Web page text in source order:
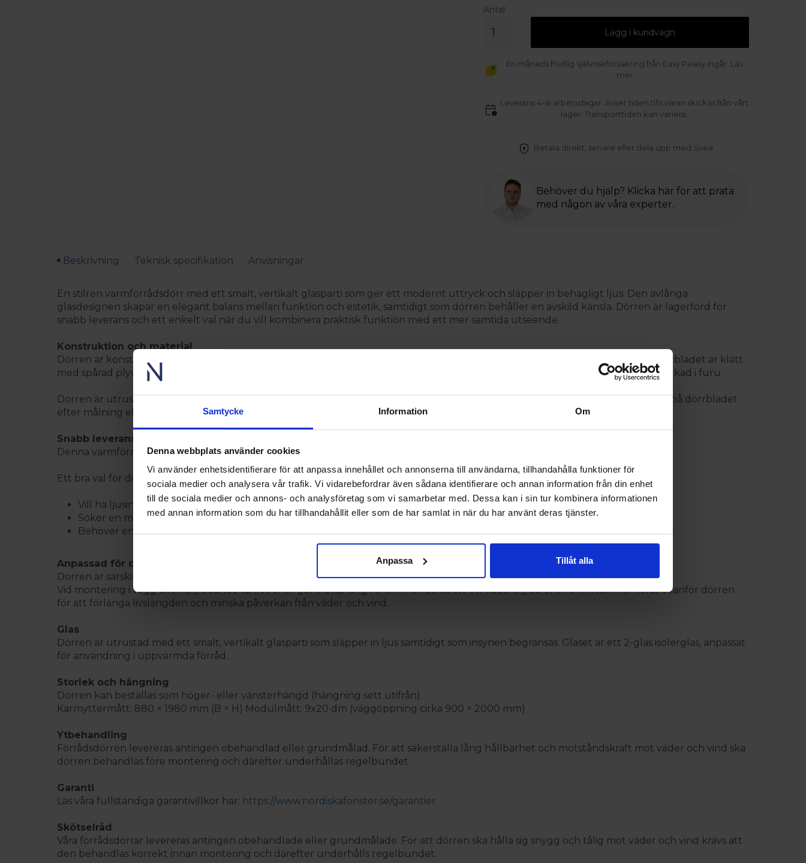
Samtycke Information Om
Denna webbplats använder cookies
Vi använder enhetsidentifierare för att anpassa innehållet och annonserna till användarna, tillhandahålla funktioner för
sociala medier och analysera vår trafik. Vi vidarebefordrar även sådana identifierare och annan information från din enhet
till de sociala medier och annons- och analysföretag som vi samarbetar med. Dessa kan i sin tur kombinera informationen
med annan information som du har tillhandahållit eller som de har samlat in när du har använt deras tjänster.
Anpassa Tillåt alla
Antal
Lägg i kundvagn
En månads frivillig självriskförsäkring från Easy Peasy ingår. Läs
mer
Leverans 4–8 arbetsdagar. Avser tiden tills varan skickas från vårt
lager. Transporttiden kan variera.
Betala direkt, senare eller dela upp med Svea.
Behöver du hjälp? Klicka här för att prata
med någon av våra experter.
Beskrivning Teknisk specifikation Anvisningar
En stilren varmförrådsdörr med ett smalt, vertikalt glasparti som ger ett modernt uttryck och släpper in behagligt ljus. Den avlånga
glasdesignen skapar en elegant balans mellan funktion och estetik, samtidigt som dörren behåller en avskild känsla. Dörren är lagerförd för
snabb leverans och ett enkelt val när du vill kombinera praktisk funktion med ett mer samtida utseende.
Konstruktion och material
Dörren är konstruerad för användning i varmförråd där temperaturskillnaden mellan inne och ute kan uppgå till cirka 18°C. Dörrbladet är klätt
med spårad plywood i klassisk stil och isolerat med 50 mm cellplast, vilket bidrar till att hålla värmen i utrymmet. Karmen är tillverkad i furu.
Dörren är utrustad med två justerbara gångjärn (3248) samt låshus av typ ASSA 565. Tätningslist (T-list) medföljer och monteras på dörrbladet
efter målning eller behandling.
Snabb leverans och enkelt val
Denna varmförrådsdörr är lagerförd, vilket innebär att du får en smidig beställning och snabb leverans.
Ett bra val för dig som:
Vill ha ljusinsläpp i förrådet
Söker en modern och stilren dörr
Behöver en isolerad lösning för uppvärmda utrymmen
Anpassad för ditt förråd
Dörren är särskilt framtagen för friggebodar, förråd och liknande byggnader med medelhög uppvärmning.
Vid montering i vägg utan skyddande takfot eller gavelutsprång rekommenderas att ett väderskydd eller entrétak monteras ovanför dörren
för att förlänga livslängden och minska påverkan från väder och vind.
Glas
Dörren är utrustad med ett smalt, vertikalt glasparti som släpper in ljus samtidigt som insynen begränsas. Glaset är ett 2-glas isolerglas, anpassat
för användning i uppvärmda förråd.
Storlek och hängning
Dörren kan beställas som höger- eller vänsterhängd (hängning sett utifrån).
Karmyttermått: 880 × 1980 mm (B × H) Modulmått: 9x20 dm (väggöppning cirka 900 × 2000 mm)
Ytbehandling
Förrådsdörren levereras antingen obehandlad eller grundmålad. För att säkerställa lång hållbarhet och motståndskraft mot väder och vind ska
dörren behandlas före montering och därefter underhållas regelbundet.
Garanti
Läs våra fullständiga garantivillkor här: https://www.nordiskafonster.se/garantier
Skötselråd
Våra förrådsdörrar levereras antingen obehandlade eller grundmålade. För att dörren ska hålla sig snygg och tålig mot väder och vind krävs att
den behandlas korrekt innan montering och därefter underhålls regelbundet.